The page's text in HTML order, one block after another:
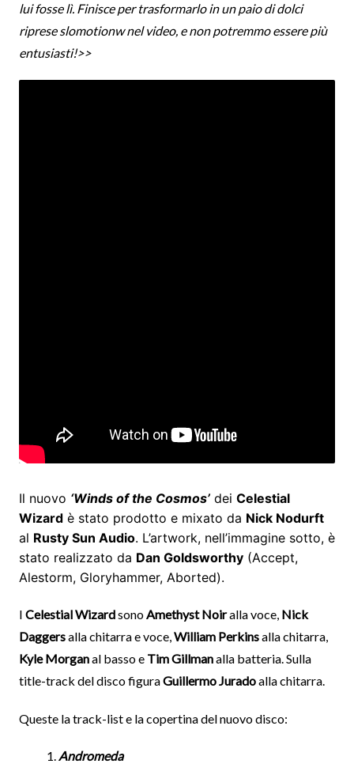
lui fosse lì. Finisce per trasformarlo in un paio di dolci
riprese slomotionw nel video, e non potremmo essere più
entusiasti!>>
Il nuovo ‘Winds of the Cosmos’dei Celestial
Wizardè stato prodotto e mixato da Nick Nodurft
al Rusty Sun Audio. L’artwork, nell’immagine sotto, è
stato realizzato da Dan Goldsworthy(Accept,
Alestorm, Gloryhammer, Aborted).
I Celestial WizardsonoAmethyst Noiralla voce, Nick
Daggersalla chitarra e voce,William Perkinsalla chitarra,
Kyle Morganal basso e Tim Gillmanalla batteria. Sulla
title-track del disco figuraGuillermo Juradoalla chitarra.
Queste la track-list e la copertina del nuovo disco:
Andromeda